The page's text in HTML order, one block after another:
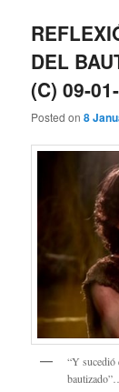
DEL
(C) 09-
Posted on8
“Y sucedió
bautizado”…